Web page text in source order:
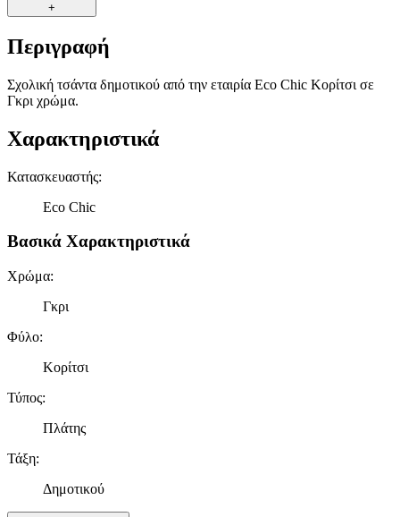
+
Περιγραφή
Σχολική τσάντα δημοτικού από την εταιρία Eco Chic Κορίτσι σε
Γκρι χρώμα.
Χαρακτηριστικά
Κατασκευαστής:
Eco Chic
Βασικά Χαρακτηριστικά
Χρώμα:
Γκρι
Φύλο:
Κορίτσι
Τύπος:
Πλάτης
Τάξη:
Δημοτικού